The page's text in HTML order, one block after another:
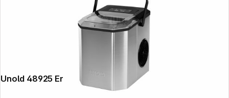
Unold 48925 Erik Ice Cube Maker